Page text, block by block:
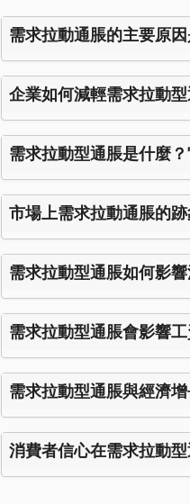
需求拉動通脹的主要原
企業如何減輕需求拉動
需求拉動型通脹是什麼
市場上需求拉動通脹的
需求拉動型通脹如何影
需求拉動型通脹會影響工
需求拉動型通脹與經濟
消費者信心在需求拉動